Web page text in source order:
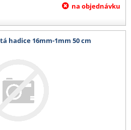
na objednávku
hadice 16mm-1mm 50 cm